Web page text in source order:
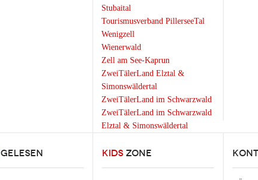
Stubaital
Tourismusverband PillerseeTal
Wenigzell
Wienerwald
Zell am See-Kaprun
ZweiTälerLand Elztal &
Simonswäldertal
ZweiTälerLand im Schwarzwald
ZweiTälerLand im Schwarzwald
Elztal & Simonswäldertal
GELESEN KIDS ZONE